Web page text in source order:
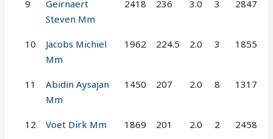
9
Geirnaert
Steven Mm
2418 236 3.0 3 2847
10
Jacobs Michiel
Mm
1962 224.5 2.0 3 1855
11
Abidin Aysajan
Mm
1450 207 2.0 8 1317
12 Voet Dirk Mm 1869 201 2.0 2 2458